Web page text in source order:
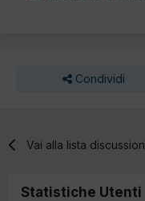
Condividi
Vai alla lista
Statistiche Utenti